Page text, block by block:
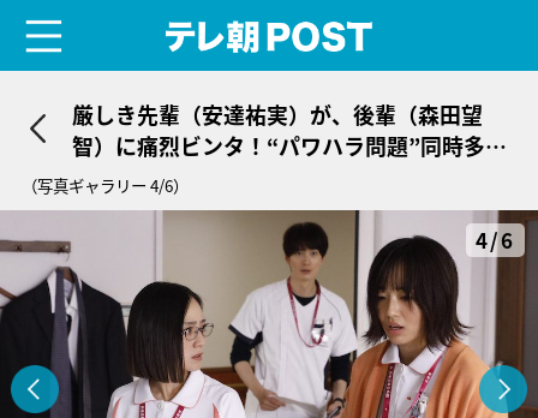
厳しき先輩（安達祐実）が、後輩（森田望
智）に痛烈ビンタ！“パワハラ問題”同時多発
＜ザ・トラベルナース＞
（写真ギャラリー 4/6）
4/6